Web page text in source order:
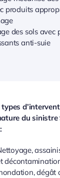
produits
des sols avec
anti-suie
du sinistre
dégât